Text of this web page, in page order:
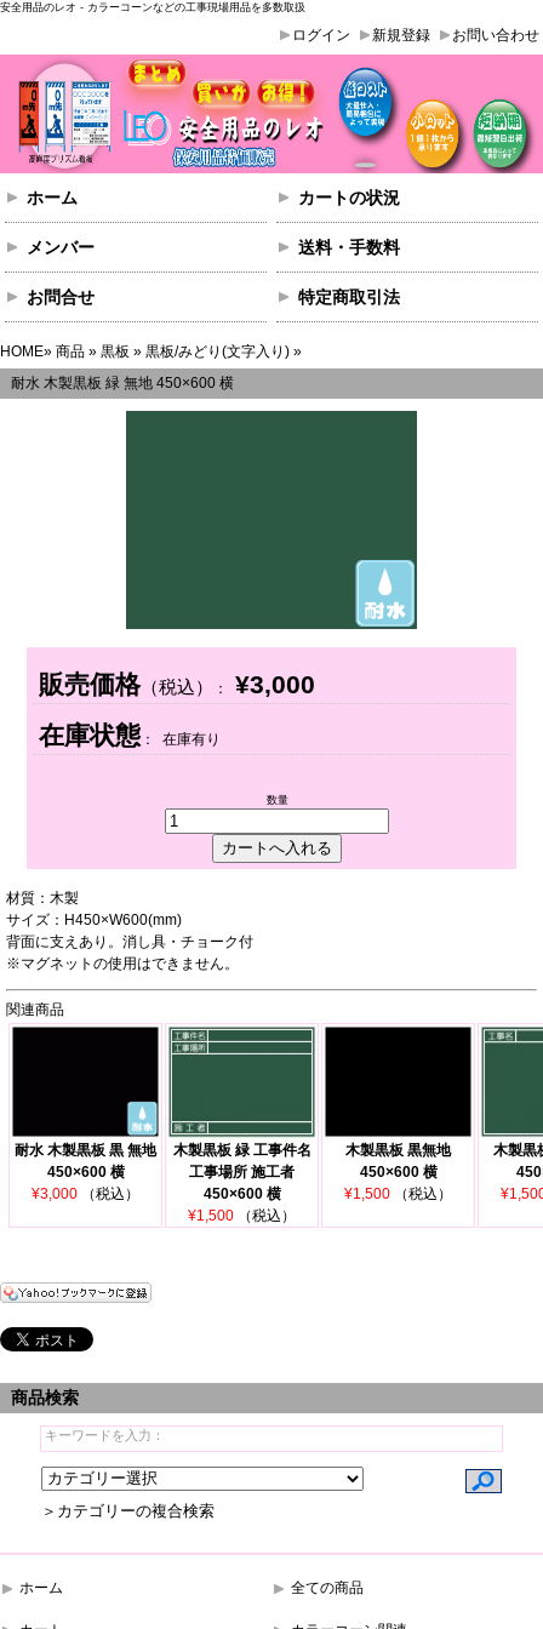
安全用品のレオ - カラーコーンなどの工事現場用品を多数取扱
お問い合わせ
新規登録
ログイン
ホーム カートの状況
メンバー 送料・手数料
お問合せ 特定商取引法
HOME» 商品 » 黒板 » 黒板/みどり(文字入り) »
耐水 木製黒板 緑 無地 450×600 横
販売価格（税込） ： ¥3,000
在庫状態 ： 在庫有り
数量
材質：木製
サイズ：H450×W600(mm)
背面に支えあり。消し具・チョーク付
※マグネットの使用はできません。
関連商品
耐水 木製黒板 黒 無地
450×600 横
¥3,000
（税込）
木製黒板 緑 工事件名
工事場所 施工者
450×600 横
¥1,500
（税込）
木製黒板 黒無地
450×600 横
¥1,500
（税込）
木製黒
商品検索
＞カテゴリーの複合検索
ホーム 全ての商品